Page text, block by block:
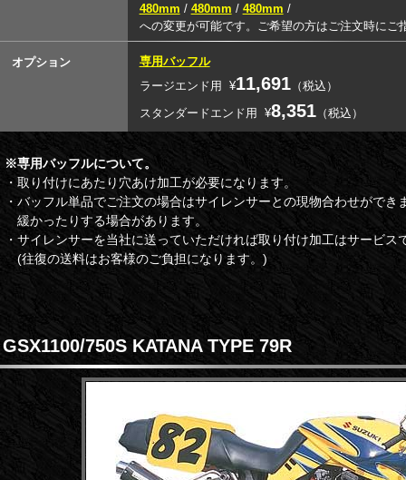
480mm / 480mm / 480mm /
への変更が可能です。ご希望の方はご注文時にご
オプション
専用バッフル
ラージエンド用
¥11,691（税込）
スタンダードエンド用
¥8,351（税込）
※専用バッフルについて。
・取り付けにあたり穴あけ加工が必要になります。
・バッフル単品でご注文の場合はサイレンサーとの現物合わせがで
緩かったりする場合があります。
・サイレンサーを当社に送っていただければ取り付け加工はサービス
(往復の送料はお客様のご負担になります。)
GSX1100/750S KATANA TYPE 79R